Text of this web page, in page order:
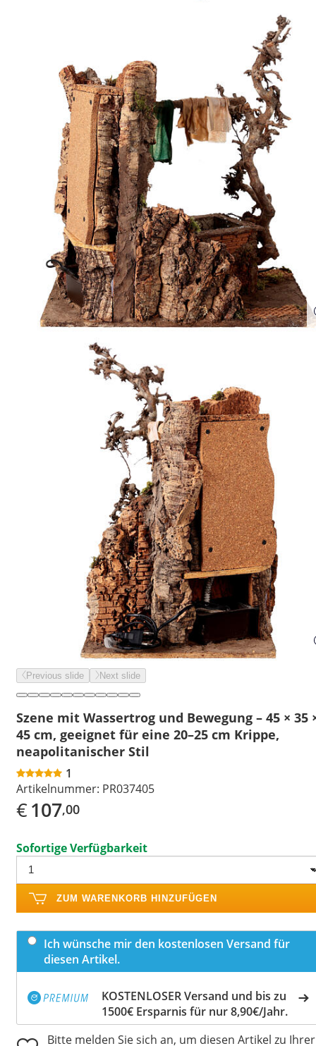
Previous slide Next slide
Szene mit Wassertrog und Bewegung – 45 × 35
45 cm, geeignet für eine 20–25 cm Krippe,
neapolitanischer Stil
1
Artikelnummer: PR037405
€107,00
Sofortige Verfügbarkeit
ZUM WARENKORB HINZUFÜGEN
Ich wünsche mir den kostenlosen Versand für
diesen Artikel.
KOSTENLOSER Versand und bis zu
1500€ Ersparnis für nur 8,90€/Jahr.
Bitte melden Sie sich an, um diesen Artikel zu Ihrer